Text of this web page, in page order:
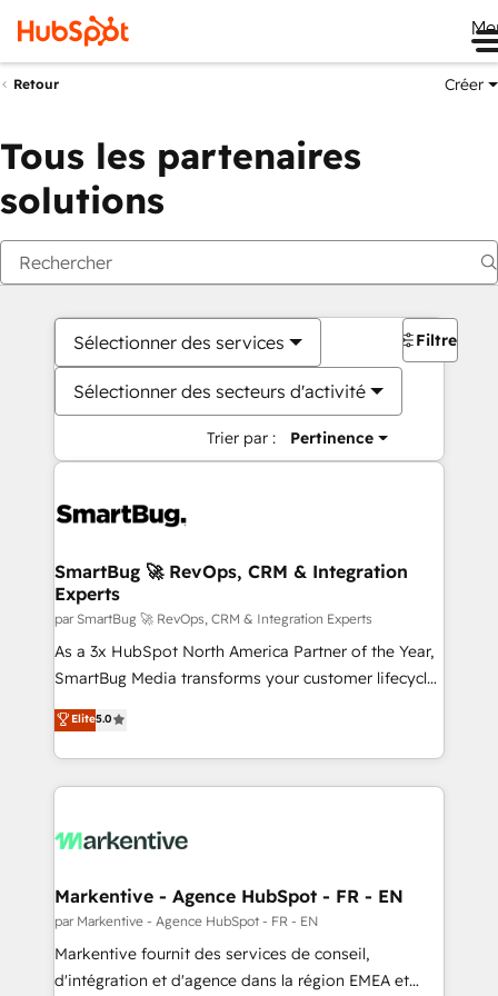
Retour Créer
Tous les partenaires
solutions
Sélectionner des services
Sélectionner des secteurs d'activité
Trier par : Pertinence
Filtres
SmartBug 🚀 RevOps, CRM & Integration
Experts
par SmartBug 🚀 RevOps, CRM & Integration Experts
As a 3x HubSpot North America Partner of the Year,
SmartBug Media transforms your customer lifecycle
into a revenue engine. Our unified ecosystem
includes specialized divisions Globalia (AI &
Software) and Point Success Media (Paid Media),
making this the official home for all three brands. 🔄
and system integrations powered by Globalia’s
trainers to drive platform adoption. 📈 Revenue
Generation - Full-funnel marketing and high-
performance advertising via Point Success Media. -
Expert deployment of Breeze AI and custom agents
Elite5.0
Markentive - Agence HubSpot - FR - EN
par Markentive - Agence HubSpot - FR - EN
Markentive fournit des services de conseil,
d'intégration et d'agence dans la région EMEA et